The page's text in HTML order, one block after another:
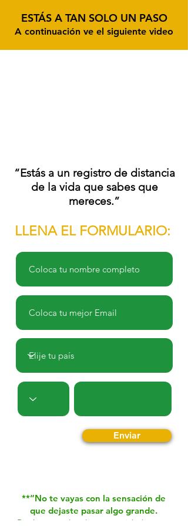
ESTÁS A TAN SOLO UN PASO
A continuación ve el siguiente video
“Estás a un registro de distancia
de la vida que sabes que
mereces.”
LLENA EL FORMULARIO:
Enviar
**“No te vayas con la sensación de
que dejaste pasar algo grande.
Regístrate y date la oportunidad que tu